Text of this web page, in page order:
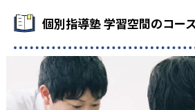
個別指導塾 学習空間のコー